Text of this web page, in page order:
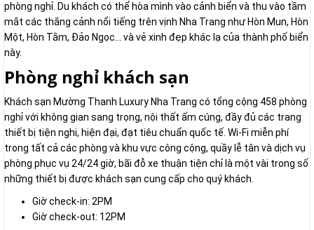
phòng nghỉ. Du khách có thể hòa mình vào cảnh biển và thu vào tầm
mắt các thắng cảnh nổi tiếng trên vịnh Nha Trang như Hòn Mun, Hòn
Một, Hòn Tằm, Đảo Ngọc… và vẻ xinh đẹp khác lạ của thành phố biển
này.
Phòng nghỉ khách sạn
Khách sạn Mường Thanh Luxury Nha Trang có tổng cộng 458 phòng
nghỉ với không gian sang trọng, nội thất ấm cúng, đầy đủ các trang
thiết bị tiện nghi, hiện đại, đạt tiêu chuẩn quốc tế. Wi-Fi miễn phí
trong tất cả các phòng và khu vực công cộng, quầy lễ tân và dịch vụ
phòng phục vụ 24/24 giờ, bãi đỗ xe thuận tiện chỉ là một vài trong số
những thiết bị được khách sạn cung cấp cho quý khách.
Giờ check-in: 2PM
Giờ check-out: 12PM